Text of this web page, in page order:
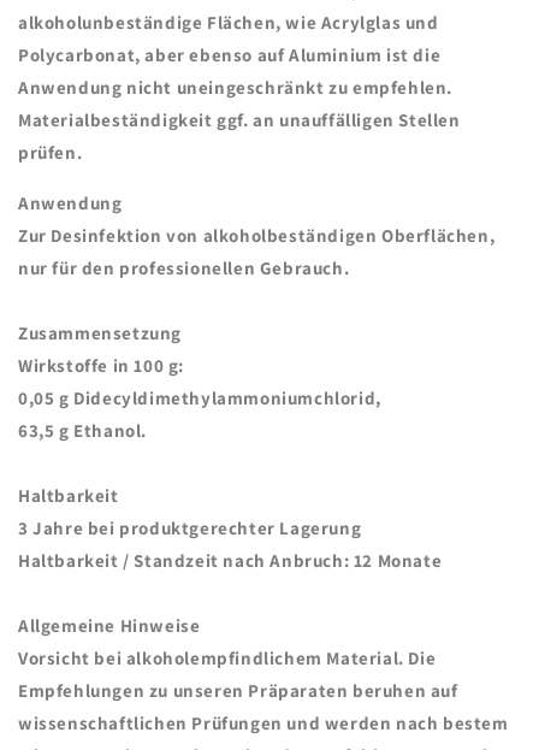
alkoholunbeständige Flächen, wie Acrylglas und
Polycarbonat, aber ebenso auf Aluminium ist die
Anwendung nicht uneingeschränkt zu empfehlen.
Materialbeständigkeit ggf. an unauffälligen Stellen
prüfen.
Anwendung
Zur Desinfektion von alkoholbeständigen Oberflächen,
nur für den professionellen Gebrauch.
Zusammensetzung
Wirkstoffe in 100 g:
0,05 g Didecyldimethylammoniumchlorid,
63,5 g Ethanol.
Haltbarkeit
3 Jahre bei produktgerechter Lagerung
Haltbarkeit / Standzeit nach Anbruch: 12 Monate
Allgemeine Hinweise
Vorsicht bei alkoholempfindlichem Material. Die
Empfehlungen zu unseren Präparaten beruhen auf
wissenschaftlichen Prüfungen und werden nach bestem